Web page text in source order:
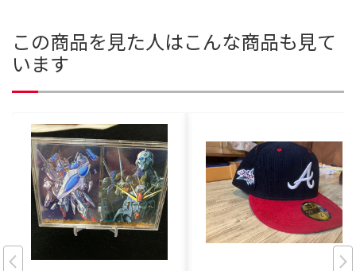
この商品を見た人はこんな商品も見て
います